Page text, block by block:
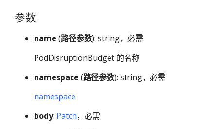
参数
name (路径参数): string，必需
PodDisruptionBudget 的名称
namespace (路径参数): string，必需
namespace
body: Patch，必需